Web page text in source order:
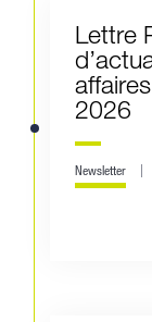
Lettre
2026
Newsletter